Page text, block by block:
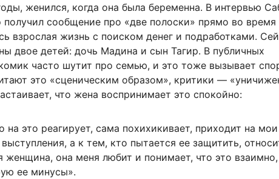
женился, когда она была беременна. В интервью
получил сообщение про «две полоски» прямо во время
взрослая жизнь с поиском денег и подработками.
двое детей: дочь Мадина и сын Тагир. В публичных
часто шутит про семью, и это тоже вызывает
это «сценическим образом», критики —
что жена воспринимает это спокойно:
на это реагирует, сама похихикивает, приходит на мои
выступления, а к тем, кто пытается ее защитить,
женщина, она меня любит и понимает, что это
ее минусы».